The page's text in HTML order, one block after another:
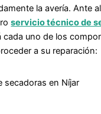
la avería. Ante
servicio técnico de
cada uno de los
a su reparación: